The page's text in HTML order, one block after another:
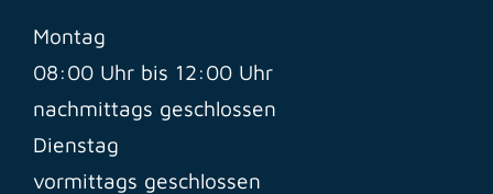
Montag
08:00 Uhr bis 12:00 Uhr
nachmittags geschlossen
Dienstag
vormittags geschlossen